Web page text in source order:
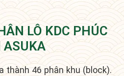
LÔ KDC PHÚC
ASUKA
thành 46 phân khu (block).